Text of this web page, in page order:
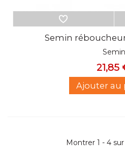
Semin
Semin
21,85
Ajouter au
Montrer 1 - 4